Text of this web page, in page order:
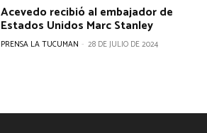
Acevedo recibió al embajador de
Estados Unidos Marc Stanley
PRENSA LA TUCUMAN - 28 DE JULIO DE 2024